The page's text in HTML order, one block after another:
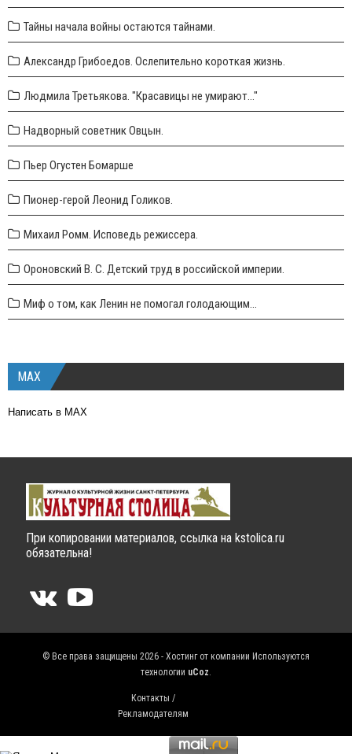
Тайны начала войны остаются тайнами.
Александр Грибоедов. Ослепительно короткая жизнь.
Людмила Третьякова. "Красавицы не умирают..."
Надворный советник Овцын.
Пьер Огустен Бомарше
Пионер-герой Леонид Голиков.
Михаил Ромм. Исповедь режиссера.
Ороновский В. С. Детский труд в российской империи.
Миф о том, как Ленин не помогал голодающим...
MAX
Написать в MAX
При копировании материалов, ссылка на kstolica.ru
обязательна!
© Все права защищены 2026 - Хостинг от компании Используются
технологии uCoz
Контакты /
Рекламодателям